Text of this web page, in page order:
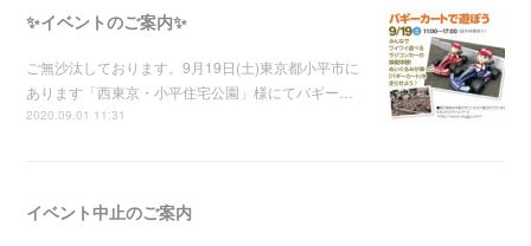
✨イベントのご案内✨
ご無沙汰しております。9月19日(土)東京都小平市に
あります「西東京・小平住宅公園」様にてバギー…
2020.09.01 11:31
イベント中止のご案内